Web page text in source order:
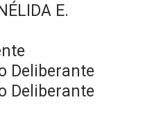
E.
Deliberante
Deliberante